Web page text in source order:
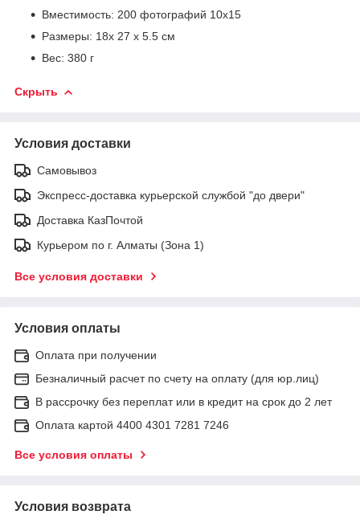
Вместимость: 200 фотографий 10х15
Размеры: 18х 27 х 5.5 см
Вес: 380 г
Скрыть
Условия доставки
Самовывоз
Экспресс-доставка курьерской службой "до двери"
Доставка КазПочтой
Курьером по г. Алматы (Зона 1)
Все условия доставки
Условия оплаты
Оплата при получении
Безналичный расчет по счету на оплату (для юр.лиц)
В рассрочку без переплат или в кредит на срок до 2 лет
Оплата картой 4400 4301 7281 7246
Все условия оплаты
Условия возврата